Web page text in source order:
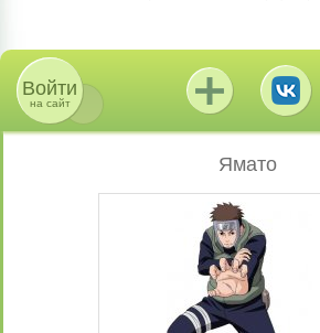
Войти
на сайт
Ямато